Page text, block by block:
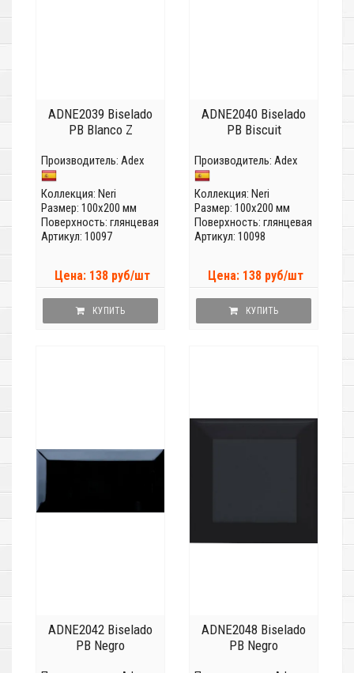
ADNE2039 Biselado
PB Blanco Z
Производитель: Adex
Коллекция: Neri
Размер: 100x200 мм
Поверхность: глянцевая
Артикул: 10097
Цена: 138 руб/шт
КУПИТЬ
ADNE2040 Biselado
PB Biscuit
Производитель: Adex
Коллекция: Neri
Размер: 100x200 мм
Поверхность: глянцевая
Артикул: 10098
Цена: 138 руб/шт
КУПИТЬ
ADNE2042 Biselado
PB Negro
ADNE2048 Biselado
PB Negro